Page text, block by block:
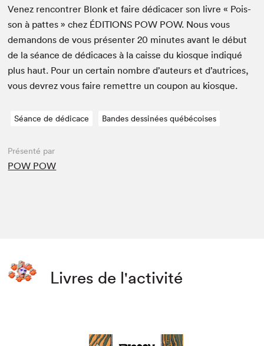
Venez ren­con­tr­er Blonk et faire dédi­cac­er son livre « Pois­
son à pattes » chez ÉDI­TIONS POW POW. Nous vous
deman­dons de vous présen­ter20 min­utes avant le début
de la séance de dédi­caces à la caisse du kiosque indiqué
plus haut. Pour un cer­tain nom­bre d’auteurs et d’autrices,
vous devrez vous faire remet­tre un coupon au kiosque.
Séance de dédicace Bandes dessinées québécoises
Présenté par
POW POW
Livres de l'activité